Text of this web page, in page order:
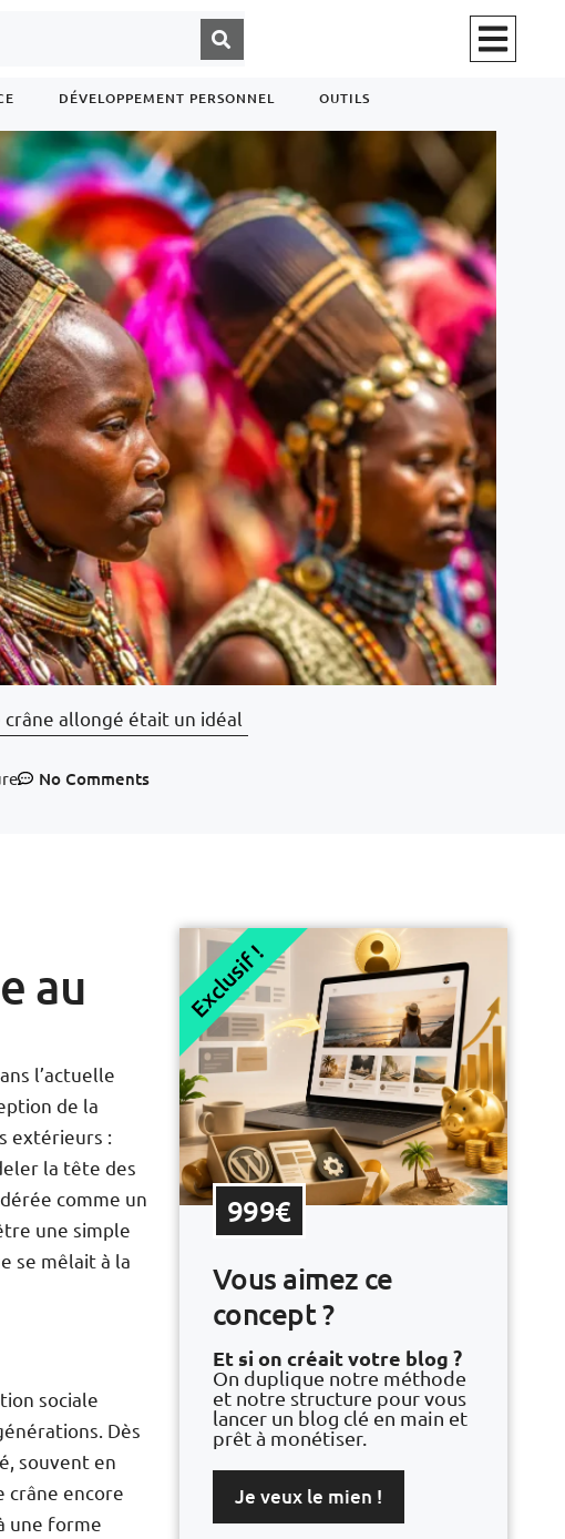
DÉVELOPPEMENT PERSONNEL OUTILS
allongé était un idéal
No Comments
au
l’actuelle
de la
extérieurs :
la tête des
comme un
une simple
se mêlait à la
sociale
Dès
souvent en
crâne encore
une forme
999€
Vous aimez ce
concept ?
Et si on créait votre blog ?
On duplique notre méthode
et notre structure pour vous
lancer un blog clé en main et
prêt à monétiser.
Je veux le mien !
Exclusif !